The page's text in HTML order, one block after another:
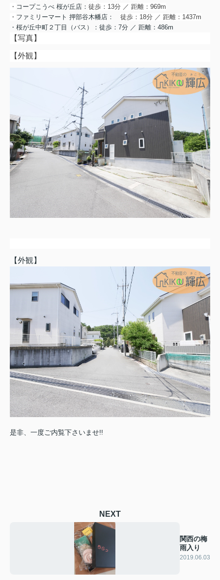
・ コープこうべ 桜が丘店： 徒歩：13分 ／ 距離：969m
・ ファミリーマート 押部谷木幡店： 徒歩：18分 ／ 距離：1437m
・桜が丘中町２丁目（バス）：徒歩：7分 ／ 距離：486m
【写真】
【外観】
【外観】
是非、一度ご内覧下さいませ!!
NEXT
関西の梅
雨入り
2019.06.03